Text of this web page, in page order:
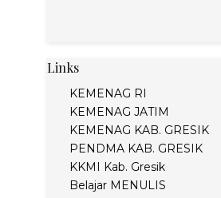
Links
KEMENAG RI
KEMENAG JATIM
KEMENAG KAB. GRESIK
PENDMA KAB. GRESIK
KKMI Kab. Gresik
Belajar MENULIS